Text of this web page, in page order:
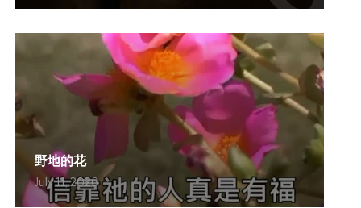
野地的花
July 11, 2026